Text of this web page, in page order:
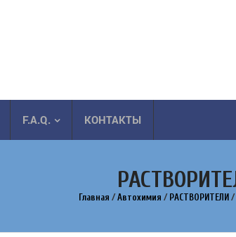
F.A.Q. КОНТАКТЫ
Главная / Автохимия / РАСТВОРИТЕЛИ /